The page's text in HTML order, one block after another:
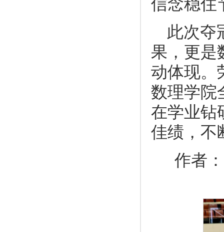
信念稳住
此次夺
果，更是
动体现。
数理学院
在学业钻
佳绩，不
作者